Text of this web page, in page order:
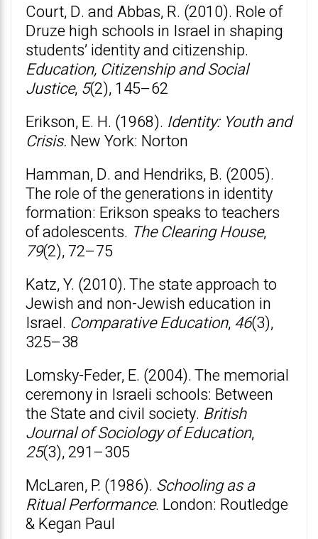
Court, D. and Abbas, R. (2010). Role of
Druze high schools in Israel in shaping
students’ identity and citizenship.
Education, Citizenship and Social
Justice, 5(2), 145–62
Erikson, E. H. (1968). Identity: Youth and
Crisis. New York: Norton
Hamman, D. and Hendriks, B. (2005).
The role of the generations in identity
formation: Erikson speaks to teachers
of adolescents. The Clearing House,
79(2), 72–75
Katz, Y. (2010). The state approach to
Jewish and non-Jewish education in
Israel. Comparative Education,46(3),
325–38
Lomsky-Feder, E. (2004). The memorial
ceremony in Israeli schools: Between
the State and civil society. British
Journal of Sociology of Education,
25(3), 291–305
McLaren, P. (1986). Schooling as a
Ritual Performance. London: Routledge
& Kegan Paul